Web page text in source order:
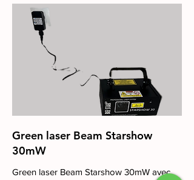
Green laser Beam Starshow
30mW
Green laser Beam Starshow 30mW avec